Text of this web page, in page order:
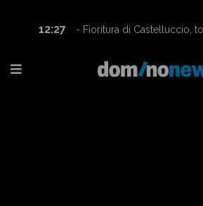
16:08
- Marche - Ginnastica